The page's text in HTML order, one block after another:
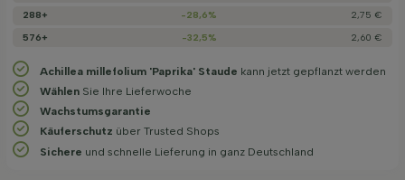
288+
-28,6%
2,75 €
576+
-32,5% 2,60 €
Achillea millefolium 'Paprika' Staude kann jetzt gepflanzt werden
Wählen Sie Ihre Lieferwoche
Wachstums­garantie
Käuferschutz über Trusted Shops
Sichere und schnelle Lieferung in ganz Deutschland